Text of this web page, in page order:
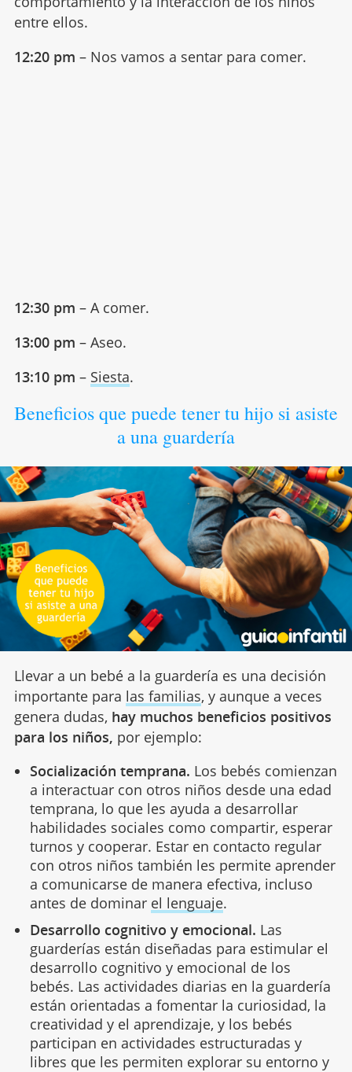
entre ellos.
12:20 pm – Nos vamos a sentar para comer.
12:30 pm – A comer.
13:00 pm – Aseo.
13:10 pm – Siesta.
Beneficios que puede tener tu hijo si asiste
a una guardería
Llevar a un bebé a la guardería es una decisión
importante para las familias, y aunque a veces
genera dudas, hay muchos beneficios positivos
para los niños, por ejemplo:
Socialización temprana. Los bebés comienzan
a interactuar con otros niños desde una edad
temprana, lo que les ayuda a desarrollar
habilidades sociales como compartir, esperar
turnos y cooperar. Estar en contacto regular
con otros niños también les permite aprender
a comunicarse de manera efectiva, incluso
antes de dominar el lenguaje.
Desarrollo cognitivo y emocional. Las
guarderías están diseñadas para estimular el
desarrollo cognitivo y emocional de los
bebés. Las actividades diarias en la guardería
están orientadas a fomentar la curiosidad, la
creatividad y el aprendizaje, y los bebés
participan en actividades estructuradas y
libres que les permiten explorar su entorno y